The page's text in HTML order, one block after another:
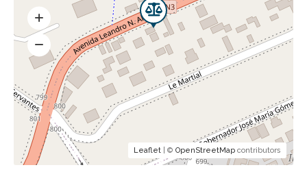
Leaflet | © OpenStreetMap contributors